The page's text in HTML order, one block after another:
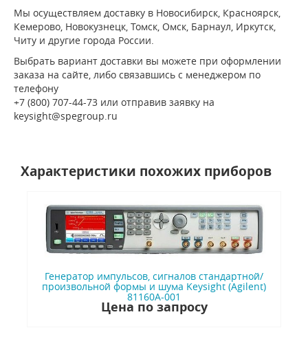
Мы осуществляем доставку в Новосибирск, Красноярск,
Кемерово, Новокузнецк, Томск, Омск, Барнаул, Иркутск,
Читу и другие города России.
Выбрать вариант доставки вы можете при оформлении
заказа на сайте, либо связавшись с менеджером по
телефону
+7 (800) 707-44-73 или отправив заявку на
keysight@spegroup.ru
Характеристики похожих приборов
Генератор импульсов, сигналов стандартной/
произвольной формы и шума Keysight (Agilent)
81160A-001
Цена по запросу